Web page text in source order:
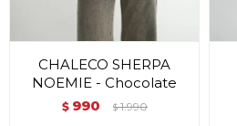
CHALECO SHERPA
NOEMIE - Chocolate
$ 990 $ 1.990